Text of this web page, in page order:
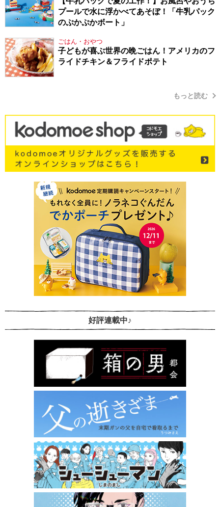
プールで水に浮かべてあそぼ！「牛乳パック
のぷかぷかボート」
ごはん・おやつ
子どもが喜ぶ世界の晩ごはん！アメリカのフ
ライドチキン＆フライドポテト
もっと読む
好評連載中♪